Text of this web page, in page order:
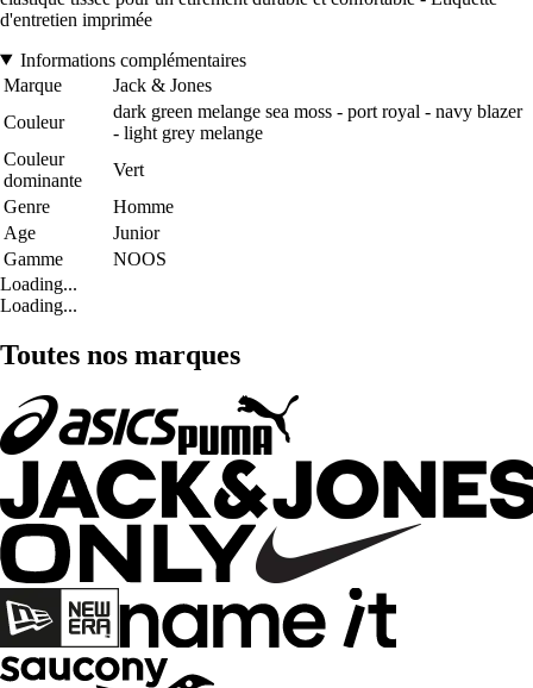
d'entretien imprimée
Informations complémentaires
Marque
Jack & Jones
Couleur
dark green melange sea moss - port royal - navy blazer
- light grey melange
Couleur
dominante
Vert
Genre
Homme
Age
Junior
Gamme
NOOS
Loading...
Loading...
Toutes nos marques